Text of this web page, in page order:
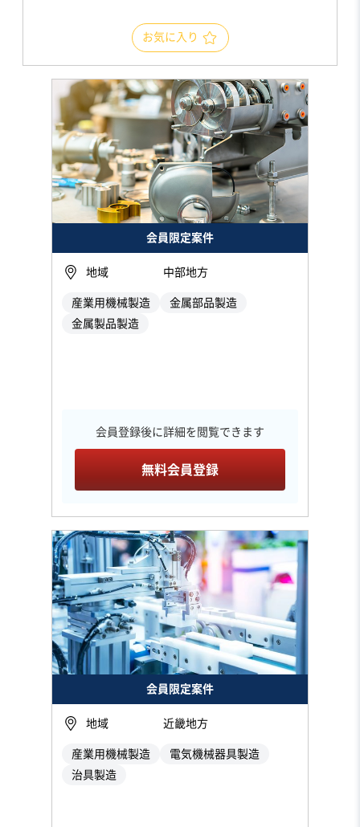
お気に入り
会員限定案件
地域 中部地方
産業用機械製造
金属部品製造
金属製品製造
会員登録後に詳細を閲覧できます
無料会員登録
会員限定案件
地域 近畿地方
産業用機械製造
電気機械器具製造
治具製造